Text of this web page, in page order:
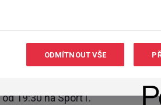
v noci na neděli 20.
Star Game 2025.
souboj Connecticut Sun
na kterém fandíme i
19:30 na Sport1.
ODMÍTNOUT VŠE